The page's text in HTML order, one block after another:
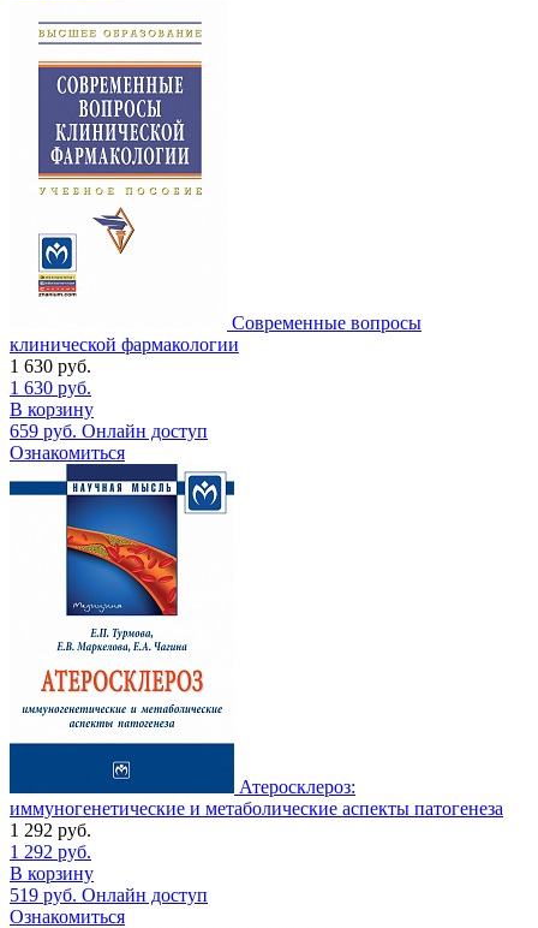
Современные вопросы
клинической фармакологии
1 630 руб.
1 630 руб.
В корзину
659 руб. Онлайн доступ
Ознакомиться
Атеросклероз:
иммуногенетические и метаболические аспекты патогенеза
1 292 руб.
1 292 руб.
В корзину
519 руб. Онлайн доступ
Ознакомиться